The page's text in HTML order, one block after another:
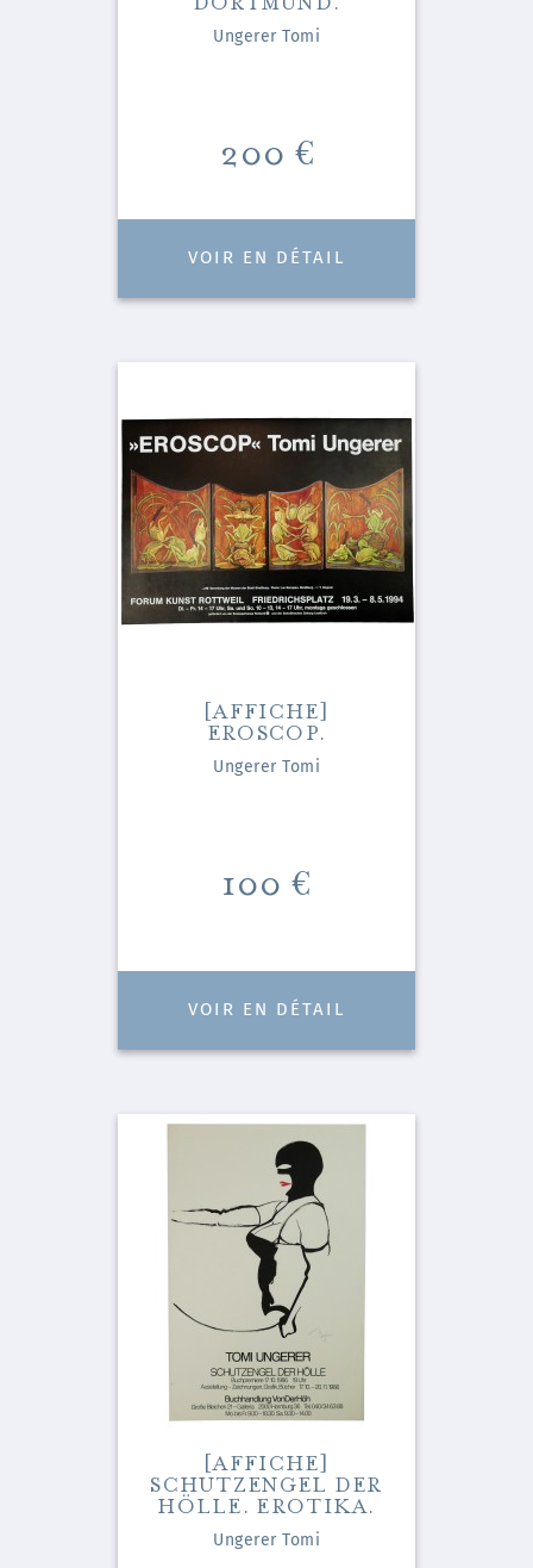
Ungerer Tomi
Prix
200 €
VOIR EN DÉTAIL
[AFFICHE]
EROSCOP.
Ungerer Tomi
Prix
100 €
VOIR EN DÉTAIL
[AFFICHE]
SCHUTZENGEL DER
HÖLLE. EROTIKA.
Ungerer Tomi